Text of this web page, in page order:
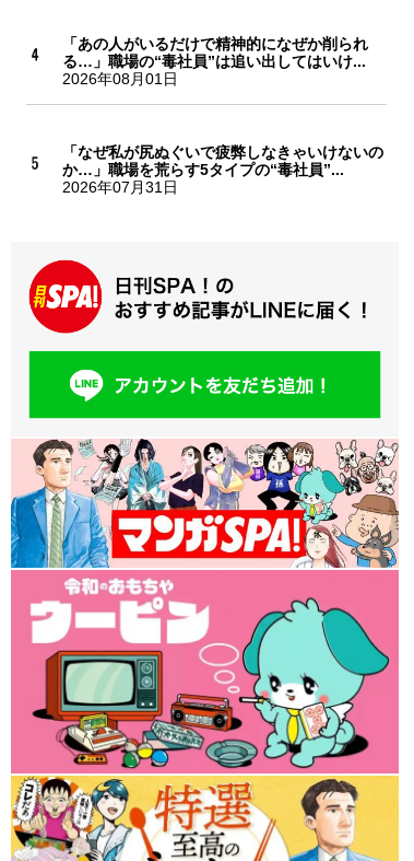
「あの人がいるだけで精神的になぜか削られ
る…」職場の“毒社員”は追い出してはいけ...
2026年08月01日
「なぜ私が尻ぬぐいで疲弊しなきゃいけないの
か…」職場を荒らす5タイプの“毒社員”...
2026年07月31日